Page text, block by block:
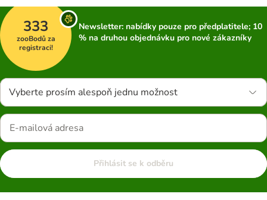
333
zooBodů za
registraci!
Newsletter: nabídky pouze pro předplatitele; 10
% na druhou objednávku pro nové zákazníky
Vyberte prosím alespoň jednu možnost
Přihlásit se k odběru